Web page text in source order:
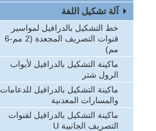
آلة تشكيل اللفة
خط التشكيل بالدرافيل لمواسير
قنوات التصريف المجعدة (2 مم-6
مم)
ماكينة التشكيل بالدرافيل لأبواب
الرول شتر
ماكينة التشكيل بالدرافيل للدعامات
والمسارات المعدنية
ماكينة التشكيل بالدرافيل لقنوات
التصريف الجانبية U